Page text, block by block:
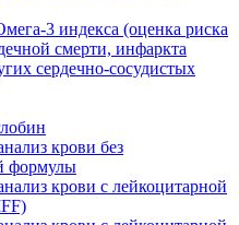
3 индекса (оценка риска
смерти, инфаркта
сердечно-сосудистых
крови без
формулы
крови с лейкоцитарной